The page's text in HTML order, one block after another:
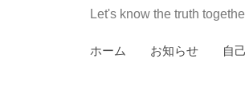
Let's know the truth
ホーム お知らせ 自